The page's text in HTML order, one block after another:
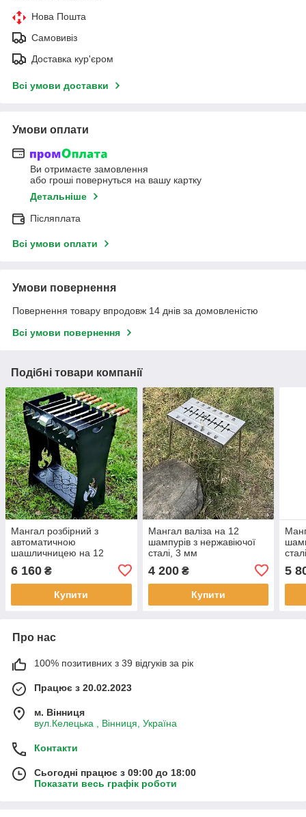
Нова Пошта
Самовивіз
Доставка кур'єром
Всі умови доставки
Умови оплати
Ви отримаєте замовлення
або гроші повернуться на вашу картку
Детальніше
Післяплата
Всі умови оплати
Умови повернення
Повернення товару впродовж 14 днів за домовленістю
Всі умови повернення
Подібні товари компанії
Мангал розбірний з
автоматичною
шашличницею на 12
6 160 ₴
Купити
Мангал валіза на 12
шампурів з нержавіючої
сталі, 3 мм
4 200₴
Купити
5
Про нас
100% позитивних з 39 відгуків за рік
Працює з 20.02.2023
м. Вінниця
вул.Келецька , Вінниця, Україна
Контакти
Сьогодні працює з 09:00 до 18:00
Показати весь графік роботи